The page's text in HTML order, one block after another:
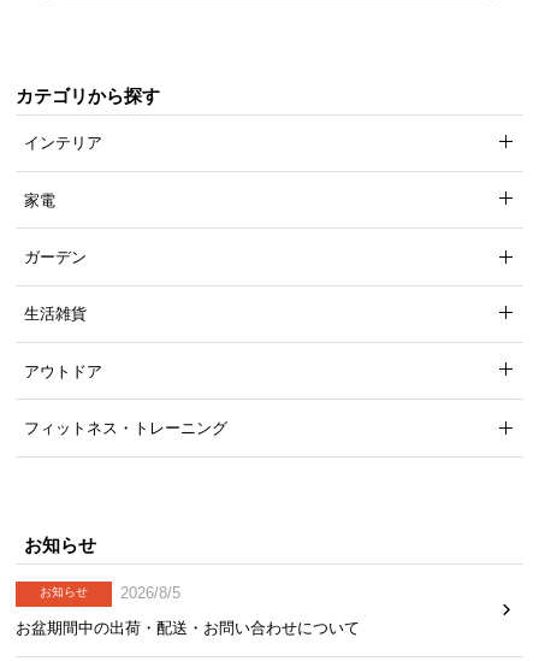
カテゴリから探す
インテリア
家電
ガーデン
生活雑貨
アウトドア
フィットネス・トレーニング
お知らせ
お知らせ
2026/8/5
お盆期間中の出荷・配送・お問い合わせについて